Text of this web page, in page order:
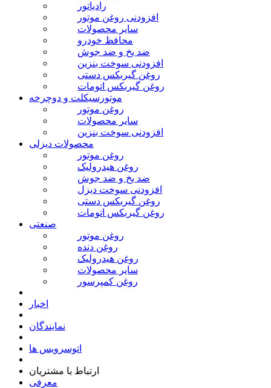
رادیاتور
افزودنی روغن موتور
سایر محصولات
محافظ خودرو
ضد یخ و ضد جوش
افزودنی سوخت بنزین
روغن گیربکس دستی
روغن گیربکس اتومات
موتورسیکلت و دوچرخه
روغن موتور
سایر محصولات
افزودنی سوخت بنزین
محصولات دیزلی
روغن موتور
روغن هیدرولیک
ضد یخ و ضد جوش
افزودنی سوخت دیزل
روغن گیربکس دستی
روغن گیربکس اتومات
صنعتی
روغن موتور
روغن دنده
روغن هیدرولیک
سایر محصولات
روغن کمپرسور
اخبار
نمایندگان
اتوسرویس ها
ارتباط با مشتریان
معرفی